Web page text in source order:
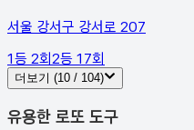
서울 강서구 강서로 207
1등 2회2등 17회
더보기 (10 / 104)
유용한 로또 도구